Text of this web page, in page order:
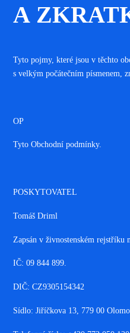
A
Tyto pojmy, které jsou v těchto
s velkým počátečním písmenem,
OP
Tyto Obchodní podmínky.
POSKYTOVATEL
Tomáš Driml
Zapsán v živnostenském rejstříku
IČ: 09 844 899.
DIČ: CZ9305154342
Sídlo: Jiříčkova 13, 779 00